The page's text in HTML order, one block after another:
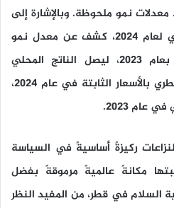
معدلات نمو ملحوظة. وبالإشارة إلى
بيانات الناتج المحلي الإجمالي لعام 2024، كشف عن معدل نمو
حقيقي قدره 2.4% مقارنةً بعام 2023، ليصل الناتج المحلي
الإجمالي إلى 713 مليار ريال قطري بالأسعار الثابتة في عام 2024،
ركيزةً أساسيةً في السياسة
مكانةً عالميةً مرموقةً بفضل
السلام في قطر، من المفيد النظر